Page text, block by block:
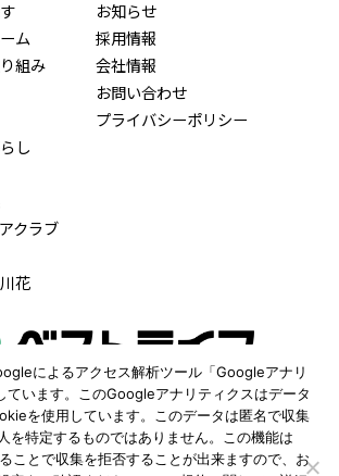
0120-515-472
9:30〜18:00
（土日祝も受付 ※年末年始除く）
ム
組み
し
クラブ
花
お知らせ
採用情報
会社情報
お問い合わせ
プライバシーポリシー
によるアクセス解析ツール「Googleアナリ
ています。このGoogleアナリティクスはデータ
を使用しています。このデータは匿名で収集
を特定するものではありません。この機能は
ことで収集を拒否することが出来ますので、お